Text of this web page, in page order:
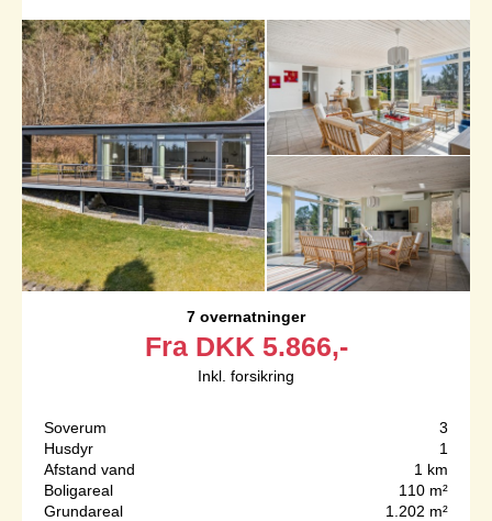
7 overnatninger
Fra DKK 5.866,-
Inkl. forsikring
Soverum
3
Husdyr
1
Afstand vand
1 km
Boligareal
110 m²
Grundareal
1.202 m²